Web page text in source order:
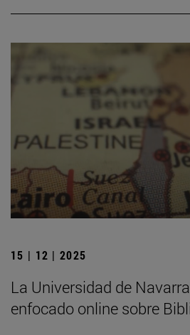
15 | 12 | 2025
La Universidad de
enfocado online sobre